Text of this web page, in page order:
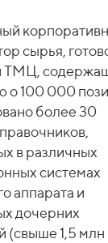
сырья,
ТМЦ,
100 000
более 30
в различных
системах
аппарата и
дочерних
(свыше 1,5 млн